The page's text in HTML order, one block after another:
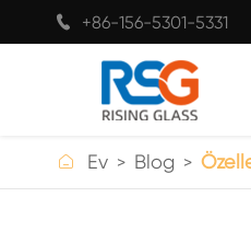
 +86-156-5301-5331
 Ev Blog